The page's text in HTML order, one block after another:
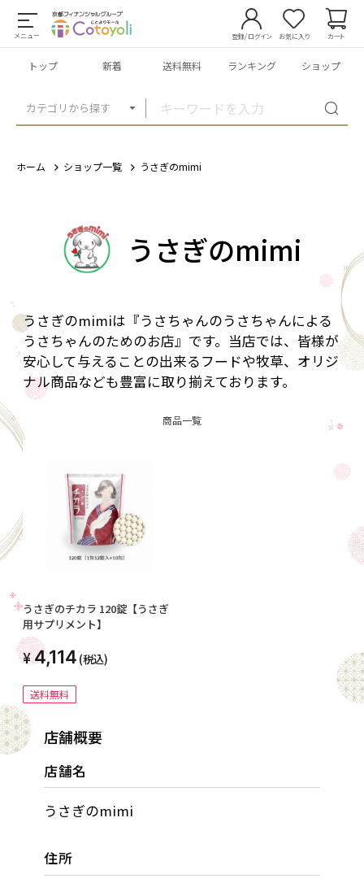
メニュー
カテゴリから探す
登録/ログイン お気に入り カート
トップ 新着 送料無料 ランキング ショップ
ホーム ショップ一覧 うさぎのmimi
うさぎのmimi
うさぎのmimiは『うさちゃんのうさちゃんによる
うさちゃんのためのお店』です。当店では、皆様が
安心して与えることの出来るフードや牧草、オリジ
ナル商品なども豊富に取り揃えております。
商品一覧
うさぎのチカラ 120錠【うさぎ
用サプリメント】
4,114 (税込)
送料無料
店舗概要
店舗名
うさぎのmimi
住所